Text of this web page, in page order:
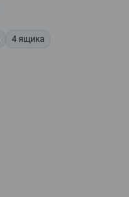
4 ящика